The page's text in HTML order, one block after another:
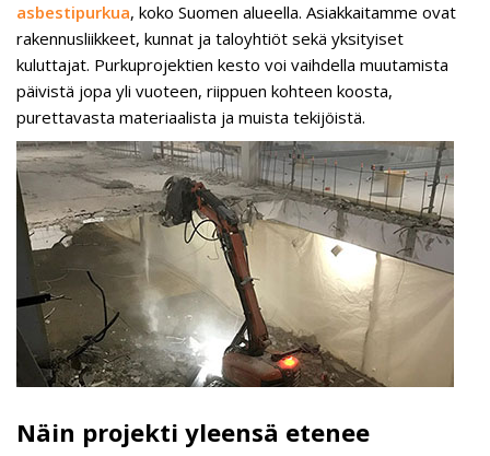
asbestipurkua, koko Suomen alueella. Asiakkaitamme ovat
rakennusliikkeet, kunnat ja taloyhtiöt sekä yksityiset
kuluttajat. Purkuprojektien kesto voi vaihdella muutamista
päivistä jopa yli vuoteen, riippuen kohteen koosta,
purettavasta materiaalista ja muista tekijöistä.
Näin projekti yleensä etenee